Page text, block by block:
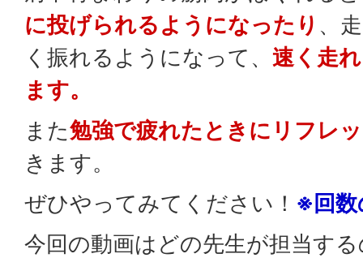
に投げられるようになったり 、
く振れるようになって、 速く走
ます。
また勉強で疲れたときにリフレ
きます。
ぜひやってみてください！ ※回数
今回の動画はどの先生が担当す